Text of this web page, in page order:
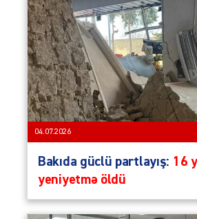
04.07.2026
Bakıda güclü partlayış: 16
yeniyetmə öldü